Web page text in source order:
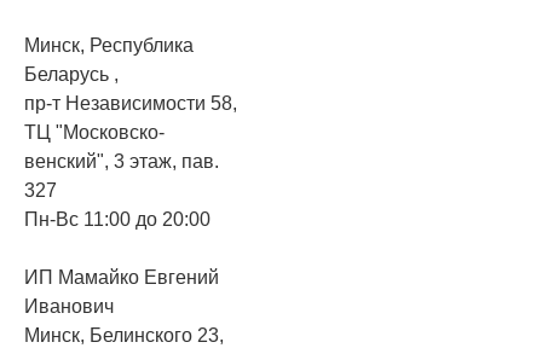
Минск, Республика
Беларусь ,
пр-т Независимости 58,
ТЦ "Московско-
венский", 3 этаж, пав.
327
Пн-Вс 11:00 до 20:00
ИП Мамайко Евгений
Иванович
Минск, Белинского 23,